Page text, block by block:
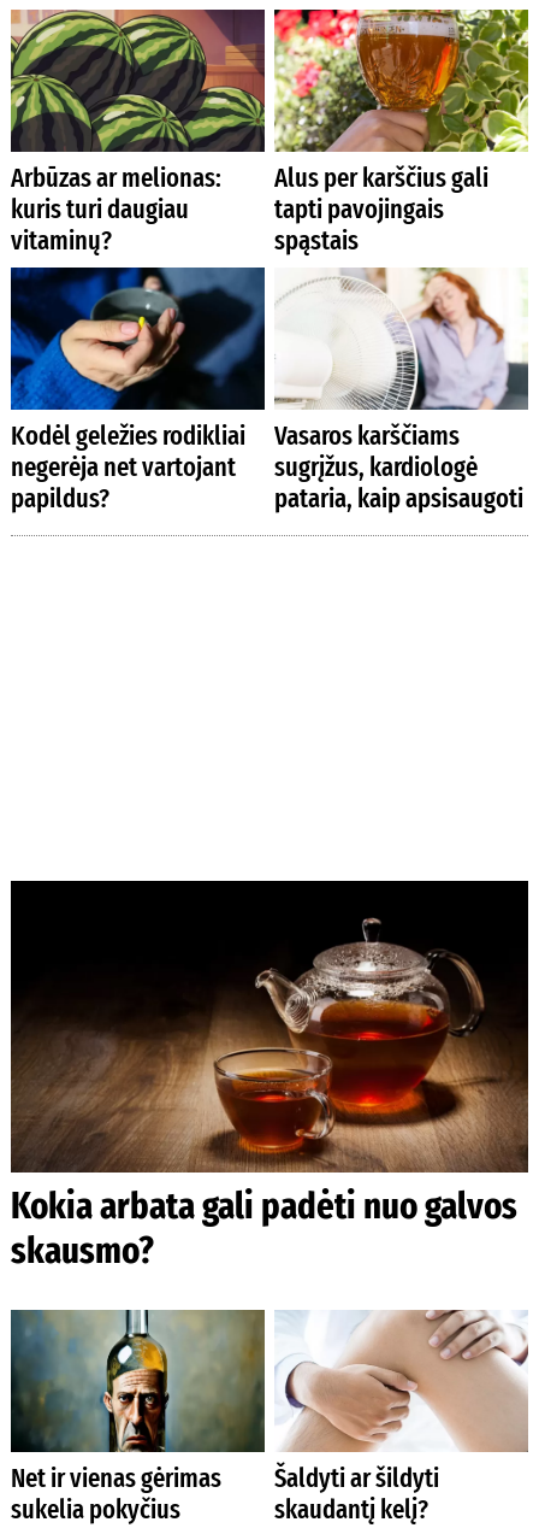
Arbūzas ar melionas:
kuris turi daugiau
vitaminų?
Alus per karščius gali
tapti pavojingais
spąstais
Kodėl geležies rodikliai
negerėja net vartojant
papildus?
Vasaros karščiams
sugrįžus, kardiologė
pataria, kaip apsisaugoti
Kokia arbata gali padėti nuo galvos
skausmo?
Net ir vienas gėrimas
sukelia pokyčius
Šaldyti ar šildyti
skaudantį kelį?